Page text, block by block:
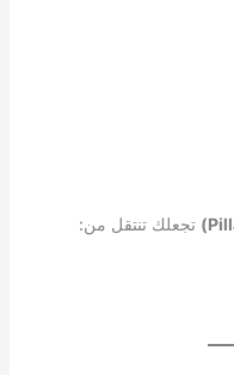
تجعلك تنتقل من: